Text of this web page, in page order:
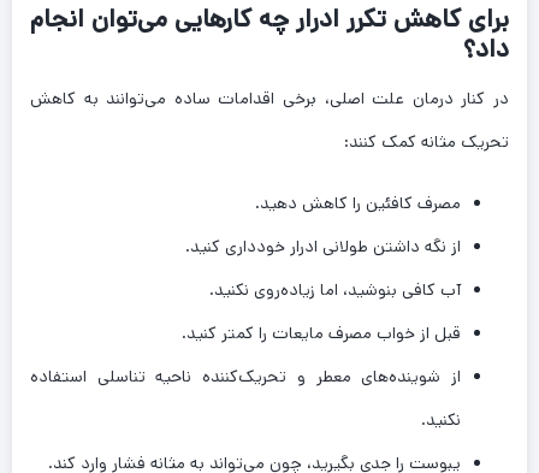
برای کاهش تکرر ادرار چه کارهایی می‌توان انجام
داد؟
در کنار درمان علت اصلی، برخی اقدامات ساده می‌توانند به کاهش
تحریک مثانه کمک کنند:
مصرف کافئین را کاهش دهید.
از نگه داشتن طولانی ادرار خودداری کنید.
آب کافی بنوشید، اما زیاده‌روی نکنید.
قبل از خواب مصرف مایعات را کمتر کنید.
از شوینده‌های معطر و تحریک‌کننده ناحیه تناسلی استفاده
نکنید.
یبوست را جدی بگیرید، چون می‌تواند به مثانه فشار وارد کند.